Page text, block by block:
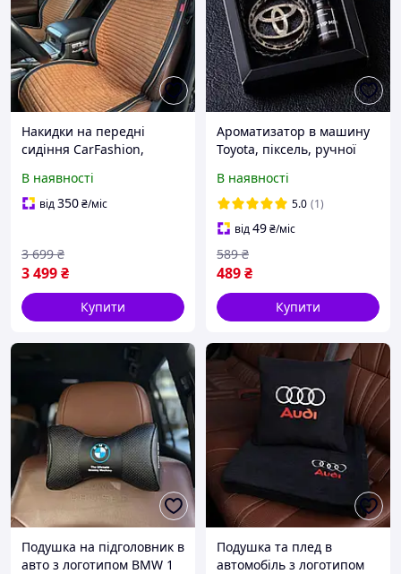
Накидки на передні
сидіння CarFashion,
коньячний/чорний
В наявності
від350₴/міс
3 499₴
3 699 ₴
Купити
Ароматизатор в машину
Toyota, піксель, ручної
чоловікові
В наявності
5.0 (1)
від49₴/міс
489₴
589 ₴
Купити
Подушка на підголовник в
авто з логотипом BMW 1
Подушка та плед в
автомобіль з логотипом